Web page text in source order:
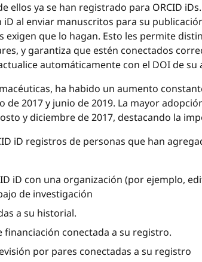
ellos ya se han registrado para ORCID
al enviar manuscritos para su
exigen que lo hagan. Esto les permite
y garantiza que estén conectados
automáticamente con el DOI de
ha habido un aumento
2017 y junio de 2019. La mayor
y diciembre de 2017, destacando la
iD registros de personas que han
iD con una organización (por ejemplo,
de investigación
a su historial.
financiación conectada a su registro.
por pares conectadas a su registro